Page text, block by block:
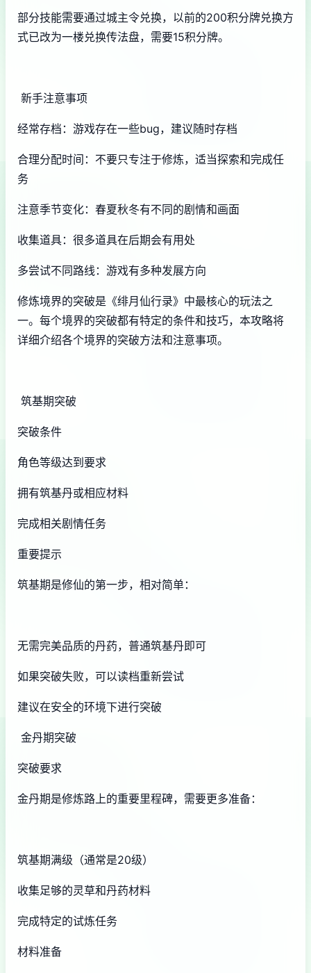
部分技能需要通过城主令兑换，以前的200积分牌兑换方
式已改为一楼兑换传法盘，需要15积分牌。
新手注意事项
经常存档：游戏存在一些bug，建议随时存档
合理分配时间：不要只专注于修炼，适当探索和完成任
务
注意季节变化：春夏秋冬有不同的剧情和画面
收集道具：很多道具在后期会有用处
多尝试不同路线：游戏有多种发展方向
修炼境界的突破是《绯月仙行录》中最核心的玩法之
一。每个境界的突破都有特定的条件和技巧，本攻略将
详细介绍各个境界的突破方法和注意事项。
筑基期突破
突破条件
角色等级达到要求
拥有筑基丹或相应材料
完成相关剧情任务
重要提示
筑基期是修仙的第一步，相对简单：
无需完美品质的丹药，普通筑基丹即可
如果突破失败，可以读档重新尝试
建议在安全的环境下进行突破
金丹期突破
突破要求
金丹期是修炼路上的重要里程碑，需要更多准备：
筑基期满级（通常是20级）
收集足够的灵草和丹药材料
完成特定的试炼任务
材料准备